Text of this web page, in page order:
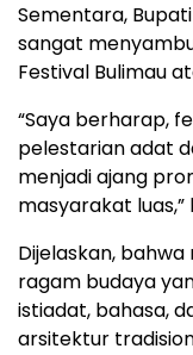
Sementara,
sangat
Festival Bulimau
“Saya berharap,
pelestarian adat
menjadi ajang
masyarakat luas,”
Dijelaskan,
ragam budaya
istiadat, bahasa,
arsitektur